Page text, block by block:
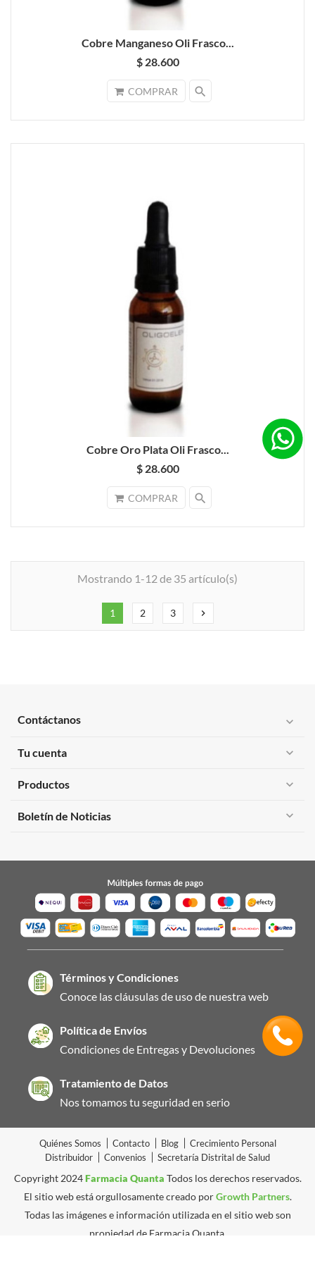
Cobre Manganeso Oli Frasco...
$ 28.600
COMPRAR search
Cobre Oro Plata Oli Frasco...
$ 28.600
COMPRAR search
Mostrando 1-12 de 35 artículo(s)
1 2 3 chevron_right
Contáctanos expand_more
Tu cuenta expand_more
Productos expand_more
Boletín de Noticias expand_more
Términos y Condiciones
Conoce las cláusulas de uso de nuestra web
Política de Envíos
Condiciones de Entregas y Devoluciones
Tratamiento de Datos
Nos tomamos tu seguridad en serio
Quiénes Somos Contacto Blog
Crecimiento Personal
Distribuidor
Convenios Secretaría Distrital de Salud
Copyright 2024Farmacia Quanta Todos los derechos reservados.
El sitio web está orgullosamente creado porGrowth Partners.
Todas las imágenes e información utilizada en el sitio web son
propiedad de Farmacia Quanta.